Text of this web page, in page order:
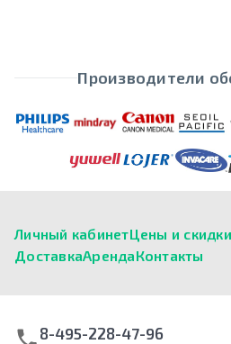
Производители
Личный кабинетЦены и скидки
ДоставкаАрендаКонтакты
8-495-228-47-96